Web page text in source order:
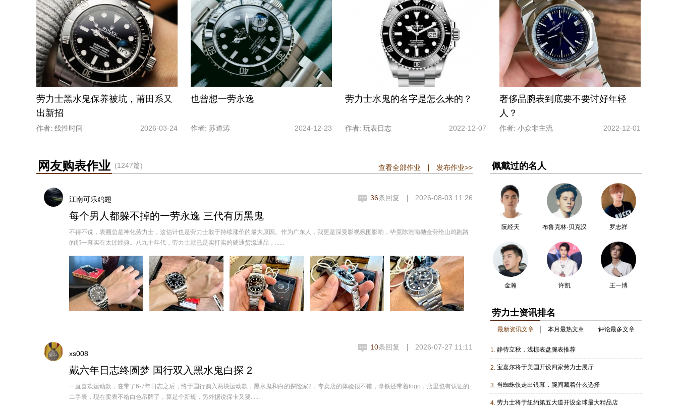
劳力士黑水鬼保养被坑，莆田系又
出新招
作者: 线性时间 2026-03-24
也曾想一劳永逸
作者: 苏道涛 2024-12-23
劳力士水鬼的名字是怎么来的？
作者: 玩表日志 2022-12-07
奢侈品腕表到底要不要讨好年轻
人？
作者: 小众非主流 2022-12-01
网友购表作业 (1247篇) 查看全部作业 发布作业>>
江南可乐鸡翅
每个男人都躲不掉的一劳永逸 三代有历黑鬼
不得不说，表圈总是神化劳力士，这估计也是劳力士敢于持续涨价的最大原因。作为广东人，我更是深受影视氛围影响，毕竟陈浩南抛金劳给山鸡跑路
的那一幕实在太过经典。八九十年代，劳力士就已是实打实的硬通货流通品，......
36条回复 2026-08-03 11:26
xs008
戴六年日志终圆梦 国行双入黑水鬼白探 2
一直喜欢运动款，在带了6-7年日志之后，终于国行购入两块运动款，黑水鬼和白的探险家2，专卖店的体验很不错，拿铁还带着logo，店里也有认证的
二手表，现在卖表不给白色吊牌了，算是个新规，另外据说保卡又要......
10条回复 2026-07-27 11:11
佩戴过的名人
阮经天 布鲁克林·贝克汉
姆
罗志祥
金瀚 许凯 王一博
劳力士资讯排名
最新资讯文章 本月最热文章 评论最多文章
1. 静待立秋，浅棕表盘腕表推荐
2. 宝嘉尔将于美国开设四家劳力士展厅
3. 当蜘蛛侠走出银幕，腕间藏着什么选择
4. 劳力士将于纽约第五大道开设全球最大精品店